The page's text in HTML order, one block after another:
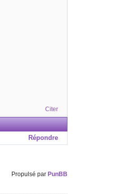
Citer
Répondre
Propulsé par PunBB